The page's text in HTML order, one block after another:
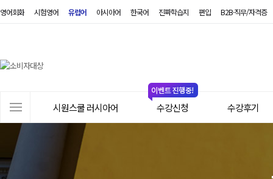
영어회화 시험영어 유럽어 아시아어 한국어 진짜학습지 편입 B2B·직무/자격증
어
트
시원스쿨 러시아어 수강신청 수강후기